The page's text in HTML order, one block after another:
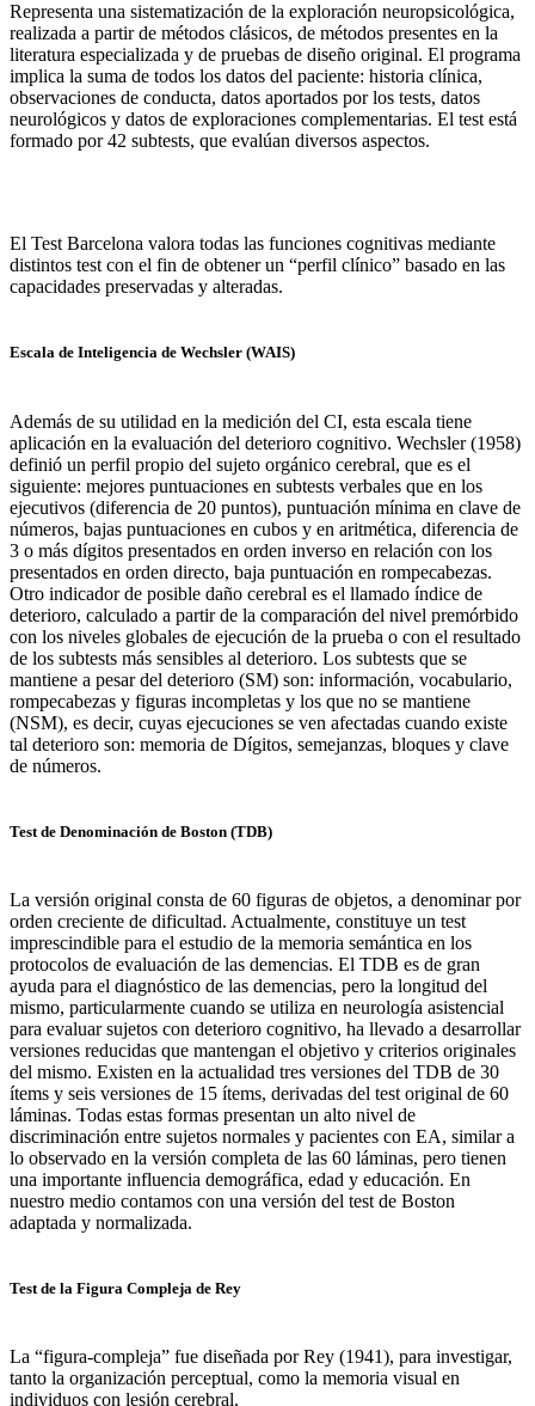
Representa una sistematización de la exploración neuropsicológica,
realizada a partir de métodos clásicos, de métodos presentes en la
literatura especializada y de pruebas de diseño original. El programa
implica la suma de todos los datos del paciente: historia clínica,
observaciones de conducta, datos aportados por los tests, datos
neurológicos y datos de exploraciones complementarias. El test está
formado por 42 subtests, que evalúan diversos aspectos.
El Test Barcelona valora todas las funciones cognitivas mediante
distintos test con el fin de obtener un “perfil clínico” basado en las
capacidades preservadas y alteradas.
Escala de Inteligencia de Wechsler (WAIS)
Además de su utilidad en la medición del CI, esta escala tiene
aplicación en la evaluación del deterioro cognitivo. Wechsler (1958)
definió un perfil propio del sujeto orgánico cerebral, que es el
siguiente: mejores puntuaciones en subtests verbales que en los
ejecutivos (diferencia de 20 puntos), puntuación mínima en clave de
números, bajas puntuaciones en cubos y en aritmética, diferencia de
3 o más dígitos presentados en orden inverso en relación con los
presentados en orden directo, baja puntuación en rompecabezas.
Otro indicador de posible daño cerebral es el llamado índice de
deterioro, calculado a partir de la comparación del nivel premórbido
con los niveles globales de ejecución de la prueba o con el resultado
de los subtests más sensibles al deterioro. Los subtests que se
mantiene a pesar del deterioro (SM) son: información, vocabulario,
rompecabezas y figuras incompletas y los que no se mantiene
(NSM), es decir, cuyas ejecuciones se ven afectadas cuando existe
tal deterioro son: memoria de Dígitos, semejanzas, bloques y clave
de números.
Test de Denominación de Boston (TDB)
La versión original consta de 60 figuras de objetos, a denominar por
orden creciente de dificultad. Actualmente, constituye un test
imprescindible para el estudio de la memoria semántica en los
protocolos de evaluación de las demencias. El TDB es de gran
ayuda para el diagnóstico de las demencias, pero la longitud del
mismo, particularmente cuando se utiliza en neurología asistencial
para evaluar sujetos con deterioro cognitivo, ha llevado a desarrollar
versiones reducidas que mantengan el objetivo y criterios originales
del mismo. Existen en la actualidad tres versiones del TDB de 30
ítems y seis versiones de 15 ítems, derivadas del test original de 60
láminas. Todas estas formas presentan un alto nivel de
discriminación entre sujetos normales y pacientes con EA, similar a
lo observado en la versión completa de las 60 láminas, pero tienen
una importante influencia demográfica, edad y educación. En
nuestro medio contamos con una versión del test de Boston
adaptada y normalizada.
Test de la Figura Compleja de Rey
La “figura-compleja” fue diseñada por Rey (1941), para investigar,
tanto la organización perceptual, como la memoria visual en
individuos con lesión cerebral.